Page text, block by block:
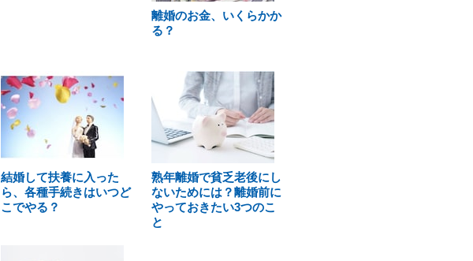
離婚のお金、いくらかか
る？
結婚して扶養に入った
ら、各種手続きはいつど
こでやる？
熟年離婚で貧乏老後にし
ないためには？離婚前に
やっておきたい3つのこ
と